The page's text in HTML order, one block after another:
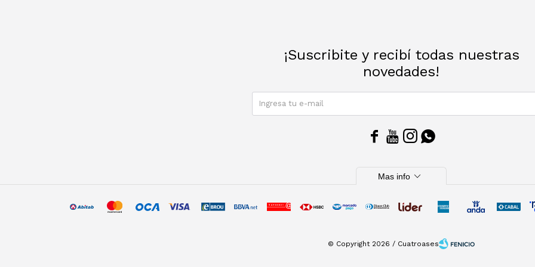
¡Suscribite y recibí todas nuestras
novedades!
   
Mas info expand_more
© Copyright 2026 / Cuatroases